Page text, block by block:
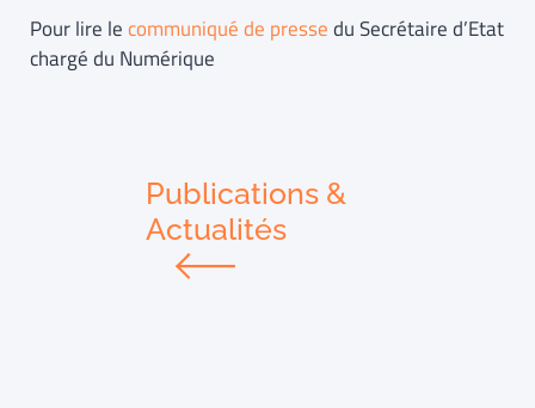
Pour lire lecommuniqué de pressedu Secrétaire d’Etat
chargé du Numérique
Publications &
Actualités